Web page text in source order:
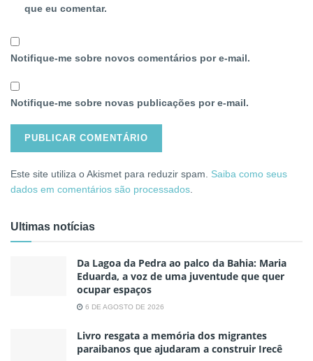
que eu comentar.
Notifique-me sobre novos comentários por e-mail.
Notifique-me sobre novas publicações por e-mail.
Este site utiliza o Akismet para reduzir spam. Saiba como seus
dados em comentários são processados.
Ultimas notícias
Da Lagoa da Pedra ao palco da Bahia: Maria
Eduarda, a voz de uma juventude que quer
ocupar espaços
6 DE AGOSTO DE 2026
Livro resgata a memória dos migrantes
paraibanos que ajudaram a construir Irecê